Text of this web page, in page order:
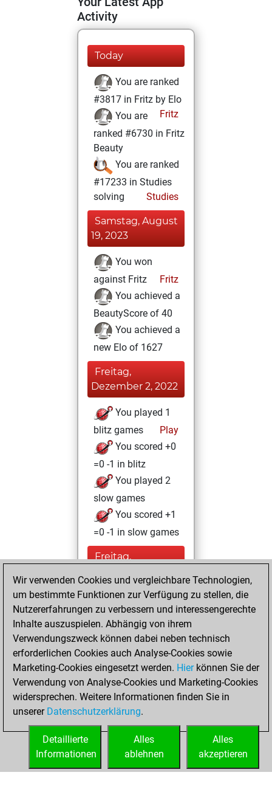
Activity
Today
You are ranked
#3817 in Fritz by Elo
Fritz
You are
ranked #6730 in Fritz
Beauty
You are ranked
#17233 in Studies
solving
Studies
Samstag, August
19, 2023
You won
against Fritz
Fritz
You achieved a
BeautyScore of 40
You achieved a
new Elo of 1627
Freitag,
Dezember 2, 2022
You played 1
blitz games
Play
You scored +0
=0 -1 in blitz
You played 2
slow games
You scored +1
=0 -1 in slow games
Freitag,
2022
You created
your Studies account
Studies
Donnerstag,
November 24,
2022
You created
your Fritz account
Wir verwenden Cookies und vergleichbare Technologien,
um bestimmte Funktionen zur Verfügung zu stellen, die
Nutzererfahrungen zu verbessern und interessengerechte
Inhalte auszuspielen. Abhängig von ihrem
Verwendungszweck können dabei neben technisch
erforderlichen Cookies auch Analyse-Cookies sowie
Marketing-Cookies eingesetzt werden. Hierkönnen Sie der
Verwendung von Analyse-Cookies und Marketing-Cookies
widersprechen. Weitere Informationen finden Sie in
unserer Datenschutzerklärung.
Alles
akzeptieren
Alles
ablehnen
Detaillierte
Informationen